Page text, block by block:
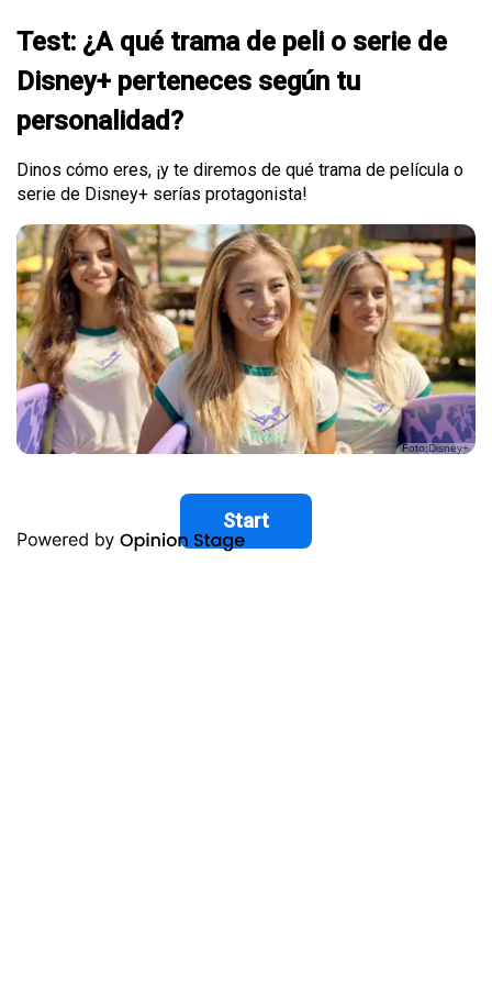
Test: ¿A qué trama de peli o serie de
Disney+ perteneces según tu
personalidad?
Dinos cómo eres, ¡y te diremos de qué trama de película o
serie de Disney+ serías protagonista!
Foto:Disney+
Start